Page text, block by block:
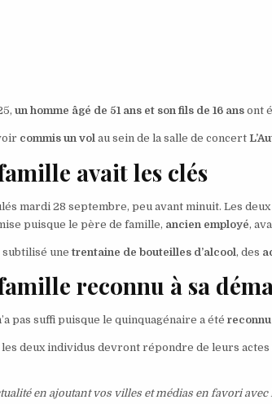
un homme âgé de 51 ans et son fils de 16 ans ont
commis un vol au sein de la salle de concert
avait les clés
mardi 28 septembre, peu avant minuit. Les
puisque le père de famille, ancien employé,
subtilisé unetrentaine de bouteilles d’alcool, des
reconnu à sa
pas suffi puisque le quinquagénaire a été
les deux individus devront répondre de leurs actes
en ajoutant vos villes et médias en favori avec